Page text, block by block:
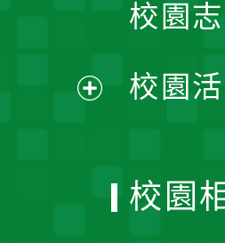
單
校園
校園
校園